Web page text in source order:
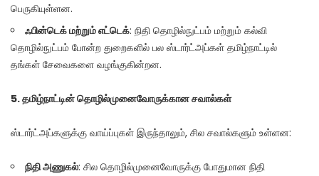
பெருகியுள்ளன.
ஃபின்டெக்மற்றும்எட்டெக்: நிதி தொழில்நுட்பம் மற்றும் கல்வி
தொழில்நுட்பம் போன்ற துறைகளில் பல ஸ்டார்ட்அப்கள் தமிழ்நாட்டில்
தங்கள் சேவைகளை வழங்குகின்றன.
5.தமிழ்நாட்டின்தொழில்முனைவோருக்கானசவால்கள்
ஸ்டார்ட்அப்களுக்கு வாய்ப்புகள் இருந்தாலும், சில சவால்களும் உள்ளன:
நிதிஅணுகல்: சில தொழில்முனைவோருக்கு போதுமான நிதி